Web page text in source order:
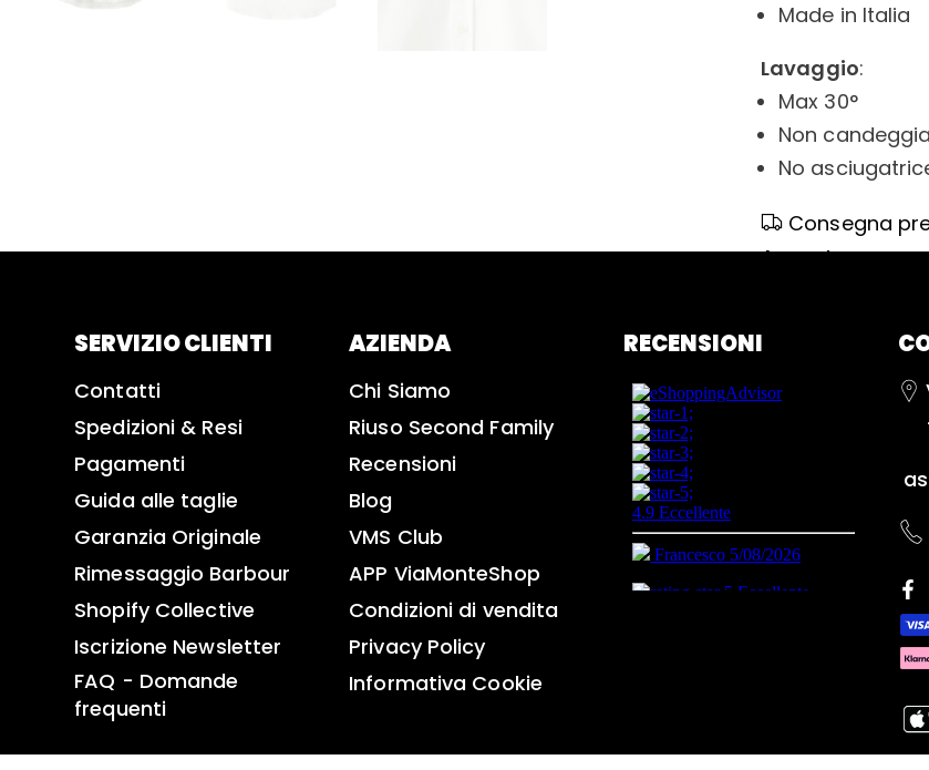
Made in Italia
Lavaggio:
Max 30°
Non
No
Consegna
August
SERVIZIO CLIENTI
Contatti
Spedizioni & Resi
Pagamenti
Guida alle taglie
Garanzia Originale
Rimessaggio Barbour
Shopify Collective
Iscrizione Newsletter
FAQ - Domande
frequenti
AZIENDA
Chi Siamo
Riuso Second Family
Recensioni
Blog
VMS Club
APP ViaMonteShop
Condizioni di vendita
Privacy Policy
Informativa Cookie
RECENSIONI